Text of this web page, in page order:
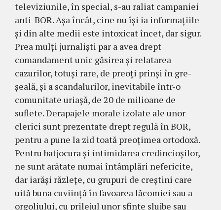
televiziunile, în special, s-au raliat campaniei
anti-BOR. Aşa încât, cine nu îşi ia in­formaţiile
şi din alte medii este in­to­xicat încet, dar sigur.
Prea mulţi jurnalişti par a avea drept
comandament unic găsirea şi rela­ta­rea
cazurilor, totuşi rare, de preoţi prinşi în gre­
şeală, şi a scandalurilor, inevitabile într-o
comu­nitate uriaşă, de 20 de milioane de
suflete. De­ra­pajele morale izolate ale unor
clerici sunt pre­zentate drept regulă în BOR,
pentru a pune la zid toată preoţimea ortodoxă.
Pentru batjocura şi intimidarea credincioşilor,
ne sunt arătate numai întâmplări nefericite,
dar iarăşi răzleţe, cu grupuri de creştini care
uită buna cuviinţă în favoarea lăcomiei sau a
orgoliului, cu prilejul unor sfinte slujbe sau